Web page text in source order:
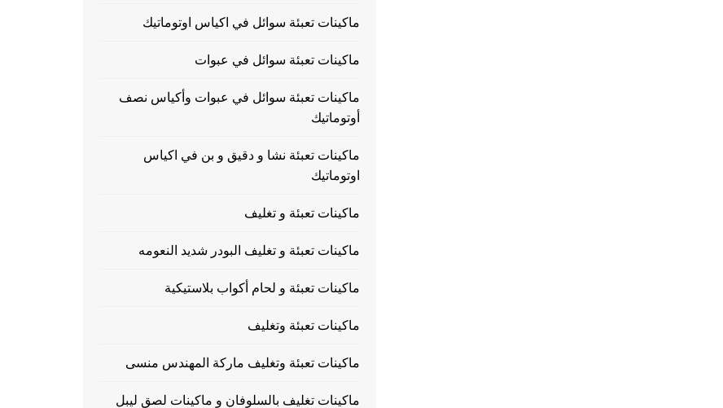
ماكينات تعبئة سوائل في اكياس اوتوماتيك
ماكينات تعبئة سوائل في عبوات
ماكينات تعبئة سوائل في عبوات وأكياس نصف
أوتوماتيك
ماكينات تعبئة نشا و دقيق و بن في اكياس
اوتوماتيك
ماكينات تعبئة و تغليف
ماكينات تعبئة و تغليف البودر شديد النعومه
ماكينات تعبئة و لحام أكواب بلاستيكية
ماكينات تعبئة وتغليف
ماكينات تعبئة وتغليف ماركة المهندس منسى
ماكينات تغليف بالسلوفان و ماكينات لصق ليبل